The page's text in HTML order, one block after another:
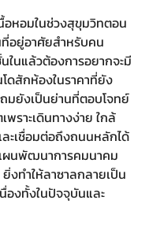
อหอมในช่วงสุขุมวิทตอน
อยู่อาศัยสำหรับคน
ในแล้วต้องการอยากจะมี
ดสักห้องในราคาที่ยัง
มยังเป็นย่านที่ตอบโจทย์
ราะเดินทางง่าย ใกล้
ะเชื่อมต่อถึงถนนหลักได้
นพัฒนาการคมนาคม
งทำให้ลาซาลกลายเป็น
องทั้งในปัจจุบันและ